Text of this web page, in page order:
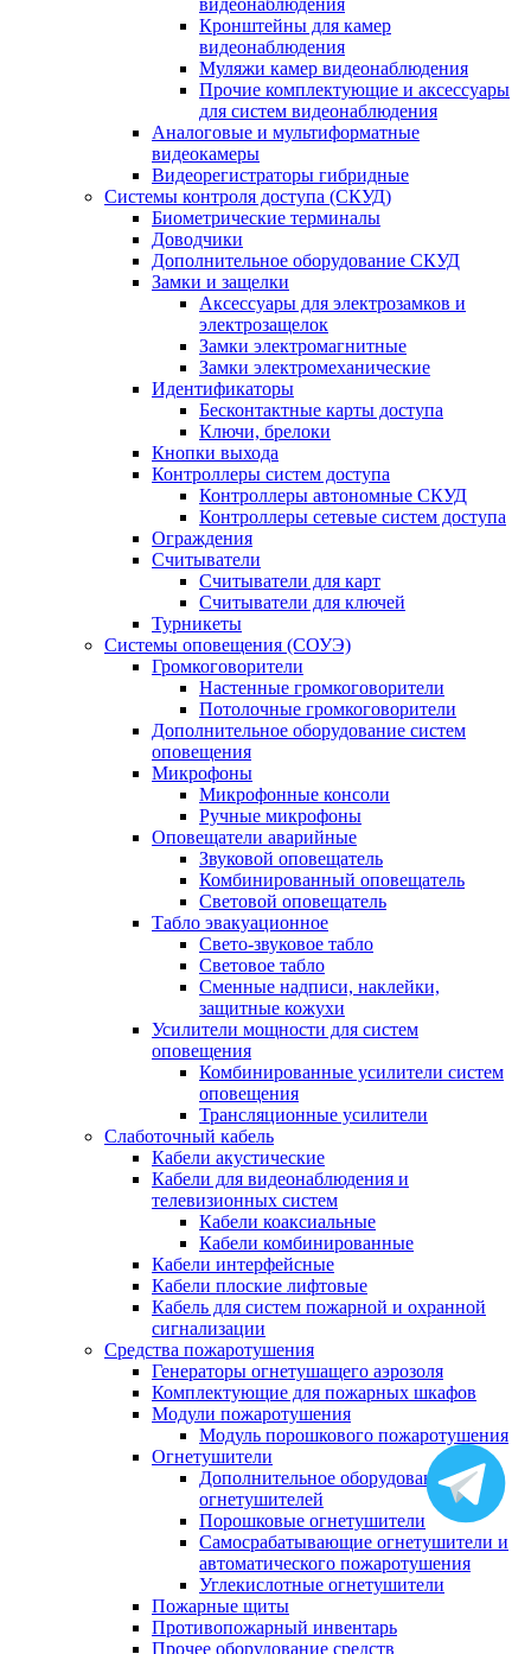
видеонаблюдения
Кронштейны для камер
видеонаблюдения
Муляжи камер видеонаблюдения
Прочие комплектующие и аксессуары
для систем видеонаблюдения
Аналоговые и мультиформатные
видеокамеры
Видеорегистраторы гибридные
Системы контроля доступа (СКУД)
Биометрические терминалы
Доводчики
Дополнительное оборудование СКУД
Замки и защелки
Аксессуары для электрозамков и
электрозащелок
Замки электромагнитные
Замки электромеханические
Идентификаторы
Бесконтактные карты доступа
Ключи, брелоки
Кнопки выхода
Контроллеры систем доступа
Контроллеры автономные СКУД
Контроллеры сетевые систем доступа
Ограждения
Считыватели
Считыватели для карт
Считыватели для ключей
Турникеты
Системы оповещения (СОУЭ)
Громкоговорители
Настенные громкоговорители
Потолочные громкоговорители
Дополнительное оборудование систем
оповещения
Микрофоны
Микрофонные консоли
Ручные микрофоны
Оповещатели аварийные
Звуковой оповещатель
Комбинированный оповещатель
Световой оповещатель
Табло эвакуационное
Свето-звуковое табло
Световое табло
Сменные надписи, наклейки,
защитные кожухи
Усилители мощности для систем
оповещения
Комбинированные усилители систем
оповещения
Трансляционные усилители
Слаботочный кабель
Кабели акустические
Кабели для видеонаблюдения и
телевизионных систем
Кабели коаксиальные
Кабели комбинированные
Кабели интерфейсные
Кабели плоские лифтовые
Кабель для систем пожарной и охранной
сигнализации
Средства пожаротушения
Генераторы огнетушащего аэрозоля
Комплектующие для пожарных шкафов
Модули пожаротушения
Модуль порошкового пожаротушения
Огнетушители
Дополнительное оборудование для
огнетушителей
Порошковые огнетушители
Самосрабатывающие огнетушители и
автоматического пожаротушения
Углекислотные огнетушители
Пожарные щиты
Противопожарный инвентарь
Прочее оборудование средств